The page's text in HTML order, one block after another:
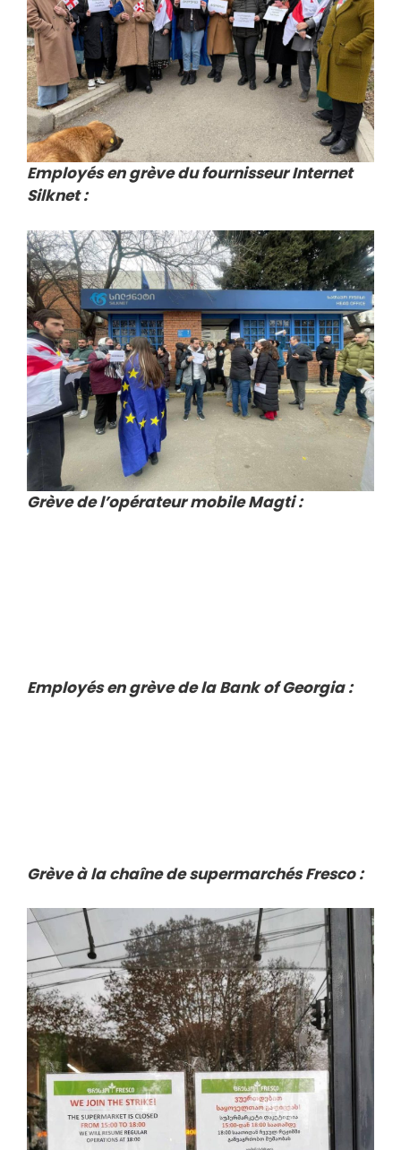
Employés en grève du fournisseur Internet
Silknet :
Grève de l’opérateur mobile Magti :
Employés en grève de la Bank of Georgia :
Grève à la chaîne de supermarchés Fresco :